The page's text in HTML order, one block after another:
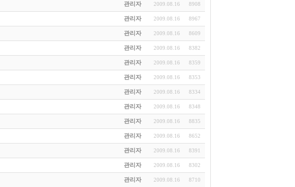
관리자 2009.08.16 8908
관리자 2009.08.16 8967
관리자 2009.08.16 8609
관리자 2009.08.16 8382
관리자 2009.08.16 8359
관리자 2009.08.16 8353
관리자 2009.08.16 8334
관리자 2009.08.16 8348
관리자 2009.08.16 8835
관리자 2009.08.16 8652
관리자 2009.08.16 8391
관리자 2009.08.16 8302
관리자 2009.08.16 8710